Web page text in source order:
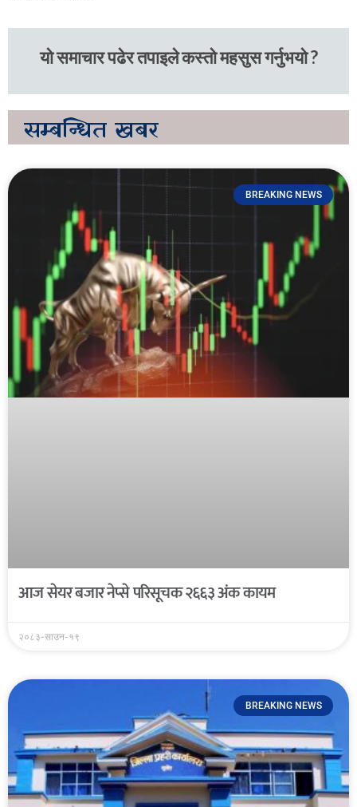
यो समाचार पढेर तपाइले कस्तो महसुस गर्नुभयो ?
सम्बन्धित खबर
BREAKING NEWS
आज सेयर बजार नेप्से परिसूचक २६६३ अंक कायम
२०८३-साउन-१९
BREAKING NEWS